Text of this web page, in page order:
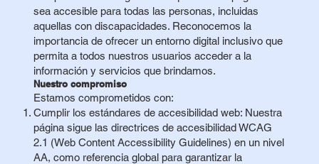
sea accesible para todas las personas, incluidas
aquellas con discapacidades. Reconocemos la
importancia de ofrecer un entorno digital inclusivo que
permita a todos nuestros usuarios acceder a la
información y servicios que brindamos.
Nuestro compromiso
Estamos comprometidos con:
Cumplir los estándares de accesibilidad web: Nuestra
página sigue las directrices de accesibilidad WCAG
2.1 (Web Content Accessibility Guidelines) en un nivel
AA, como referencia global para garantizar la